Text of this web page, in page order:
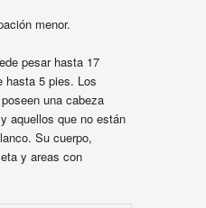
menor.
pesar hasta 17
hasta 5 pies. Los
una cabeza
aquellos que no están
Su cuerpo,
y areas con